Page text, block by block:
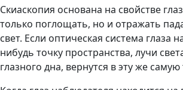
Скиаскопия основана на свойстве
только поглощать, но и отражать
свет. Если оптическая система глаза
нибудь точку пространства, лучи
глазного дна, вернутся в эту же самую